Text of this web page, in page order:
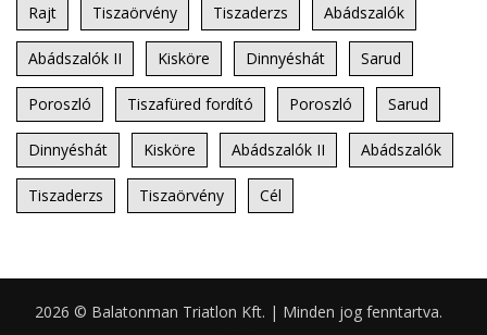
Rajt Tiszaörvény Tiszaderzs Abádszalók
Abádszalók II Kisköre Dinnyéshát Sarud
Poroszló Tiszafüred fordító Poroszló Sarud
Dinnyéshát Kisköre Abádszalók II Abádszalók
Tiszaderzs Tiszaörvény Cél
2026 © Balatonman Triatlon Kft. | Minden jog fenntartva.